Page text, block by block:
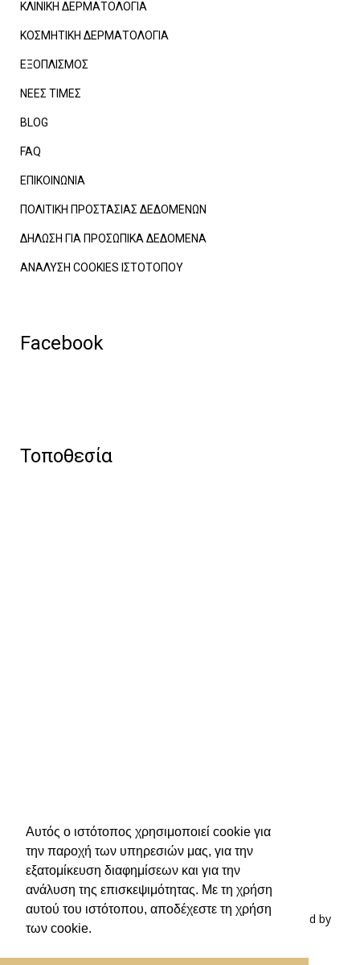
Αυτός ο ιστότοπος χρησιμοποιεί cookie για
την παροχή των υπηρεσιών μας, για την
εξατομίκευση διαφημίσεων και για την
ανάλυση της επισκεψιμότητας. Με τη χρήση
αυτού του ιστότοπου, αποδέχεστε τη χρήση
των cookie.
ΚΛΙΝΙΚΗ ΔΕΡΜΑΤΟΛΟΓΙΑ
ΚΟΣΜΗΤΙΚΗ ΔΕΡΜΑΤΟΛΟΓΙΑ
ΕΞΟΠΛΙΣΜΟΣ
ΝΕΕΣ ΤΙΜΕΣ
BLOG
FAQ
ΕΠΙΚΟΙΝΩΝΙΑ
ΠΟΛΙΤΙΚΗ ΠΡΟΣΤΑΣΙΑΣ ΔΕΔΟΜΕΝΩΝ
ΔΗΛΩΣΗ ΓΙΑ ΠΡΟΣΩΠΙΚΑ ΔΕΔΟΜΕΝΑ
ΑΝΑΛΥΣΗ COOKIES ΙΣΤΟΤΟΠΟΥ
Facebook
Τοποθεσία
© 2019 Ιωάννης Χιώτης, All Rights Reserved | Powered by